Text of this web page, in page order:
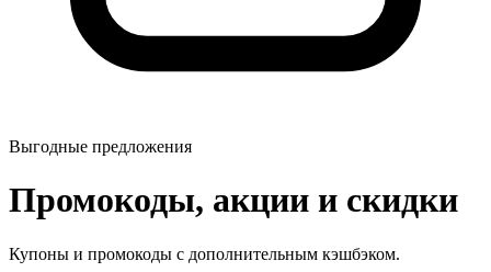
Выгодные предложения
Промокоды, акции и скидки
Купоны и промокоды с дополнительным кэшбэком.